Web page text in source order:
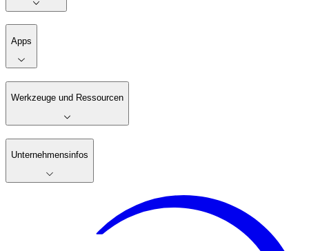
Apps
Werkzeuge und Ressourcen
Unternehmensinfos